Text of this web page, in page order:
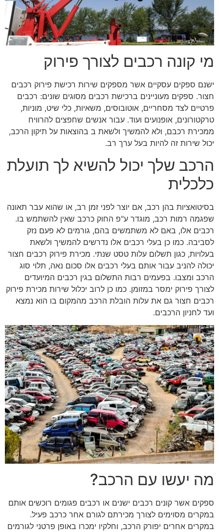
מי קונה רכבים לצורך פירוק
ישנם ספקים עסקיים אשר מספקים שירות רכישת פירוק רכבים
חצור. ספקים מעוניינים ברכישת רכבים מסוגים שונים: רכבים
פרטיים לצד מסחריים, אוטובוסים, משאיות, כלי שיט, מוניות,
טרקטורונים, אופנועים ועוד. עבור אנשים שחפצים להרוויח
ממכירת רכבם, ולא להמשיך ולשאת ב בהוצאות על תיקון הרכב,
יכול שירות זה להיות בעל ערך רב.
הרכב שלך יכול להשיא לך תועלת
כלכלית
בסיטואציות בהן רכב, אם יוצר לפני זמן רב, או שהוא עבר תאונה
שפגמה רמות רכב, מוגדר ע"פ החוק כרכב שאין להשתמש בו.
רכבים אלו, באם לא משתמשים בהם, גורמים לא פעם נזק
לסביבה. כמו כן בעלי רכבים אלו נדרשים להמשיך ולשאת
בעלויות, כגון תשלום עלות טסט שנתי. מכירת פירוק רכבים חצור
יכולה להניב עבור אותם בעלי רכבים אלו סכום נאה, תלוי סוג
הרכב ומצבו. בפעמים רבות התשלום בגין רכבים המיועדים
לצורך פירוק ימסר במזומן. כמו כן לרוב יכלול שירות מכירת פירוק
רכבים חצור גם את עלות הובלת הרכב מהמקום בו הוא נמצא
ועד לחניון הרכבים.
מה יעשו עם הרכב?
ספקים אשר קונים רכבים ישנים או רכבים פגומים רוכשים אותם
במקרים מסוימים לצורך מכירתם לגורם אחר כרכב פעיל.
במקרים אחרים יפורק הרכב, וחלקיו ימכרו באופן פרטני לגורמים